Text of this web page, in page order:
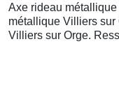
Axe rideau
métallique Villiers
Villiers sur Orge.